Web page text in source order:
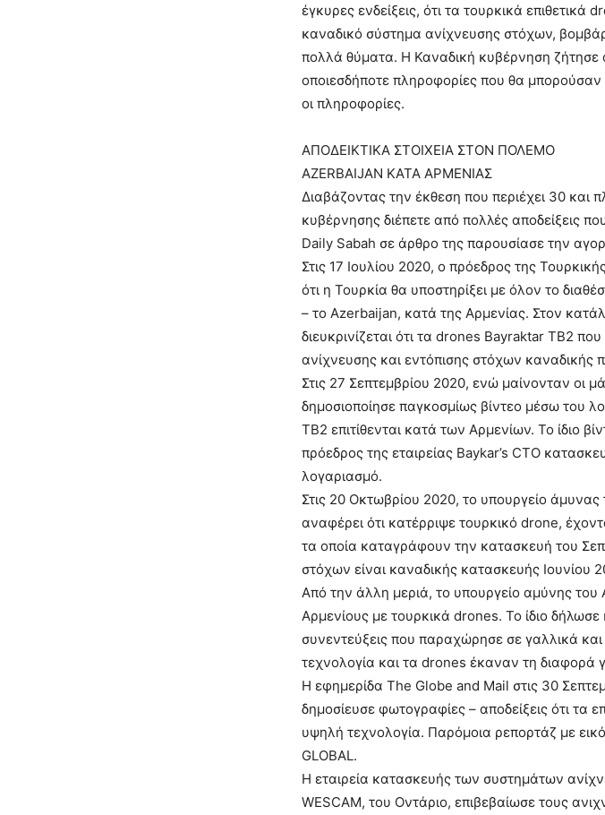
έγκυρες ενδείξεις, ότι τα τουρκικά
καναδικό σύστημα ανίχνευσης στόχων,
πολλά θύματα. Η Καναδική κυβέρνηση ζήτησε
οποιεσδήποτε πληροφορίες που θα
οι πληροφορίες.
ΑΠΟΔΕΙΚΤΙΚΑ ΣΤΟΙΧΕΙΑ ΣΤΟΝ ΠΟΛΕΜΟ
AZERBAIJAN ΚΑΤΑ ΑΡΜΕΝΙΑΣ
Διαβάζοντας την έκθεση που περιέχει 30 και
κυβέρνησης διέπετε από πολλές αποδείξεις
Daily Sabah σε άρθρο της παρουσίασε την
Στις 17 Ιουλίου 2020, ο πρόεδρος της
ότι η Τουρκία θα υποστηρίξει με όλον το
– το Azerbaijan, κατά της Αρμενίας. Στον
διευκρινίζεται ότι τα drones Bayraktar TB2
ανίχνευσης και εντόπισης στόχων καναδικής
Στις 27 Σεπτεμβρίου 2020, ενώ μαίνονταν οι
δημοσιοποίησε παγκοσμίως βίντεο μέσω του
TB2 επιτίθενται κατά των Αρμενίων. Το ίδιο
πρόεδρος της εταιρείας Baykar’s CTO
λογαριασμό.
Στις 20 Οκτωβρίου 2020, το υπουργείο άμυνας
αναφέρει ότι κατέρριψε τουρκικό drone,
τα οποία καταγράφουν την κατασκευή του
στόχων είναι καναδικής κατασκευής Ιουνίου
Από την άλλη μεριά, το υπουργείο αμύνης του
Αρμενίους με τουρκικά drones. Το ίδιο
συνεντεύξεις που παραχώρησε σε γαλλικά
τεχνολογία και τα drones έκαναν τη διαφορά
Η εφημερίδα The Globe and Mail στις 30
δημοσίευσε φωτογραφίες – αποδείξεις ότι τα
υψηλή τεχνολογία. Παρόμοια ρεπορτάζ με
GLOBAL.
Η εταιρεία κατασκευής των συστημάτων
WESCAM, του Οντάριο, επιβεβαίωσε τους